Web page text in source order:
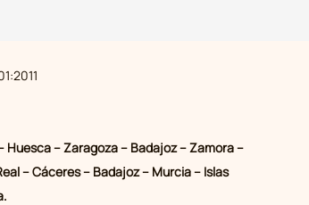
– Zaragoza – Badajoz – Zamora –
– Cáceres – Badajoz – Murcia – Islas